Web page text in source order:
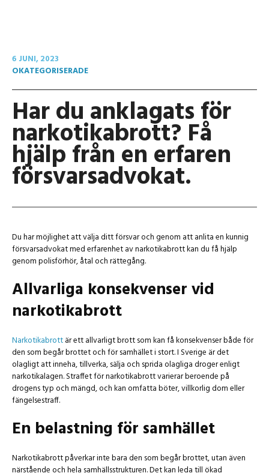
6 JUNI, 2023
OKATEGORISERADE
Har du anklagats för
narkotikabrott? Få
hjälp från en erfaren
försvarsadvokat.
Du har möjlighet att välja ditt försvar och genom att anlita en kunnig
försvarsadvokat med erfarenhet av narkotikabrott kan du få hjälp
genom polisförhör, åtal och rättegång.
Allvarliga konsekvenser vid
narkotikabrott
Narkotikabrottär ett allvarligt brott som kan få konsekvenser både för
den som begår brottet och för samhället i stort. I Sverige är det
olagligt att inneha, tillverka, sälja och sprida olagliga droger enligt
narkotikalagen. Straffet för narkotikabrott varierar beroende på
drogens typ och mängd, och kan omfatta böter, villkorlig dom eller
fängelsestraff.
En belastning för samhället
Narkotikabrott påverkar inte bara den som begår brottet, utan även
närstående och hela samhällsstrukturen. Det kan leda till ökad